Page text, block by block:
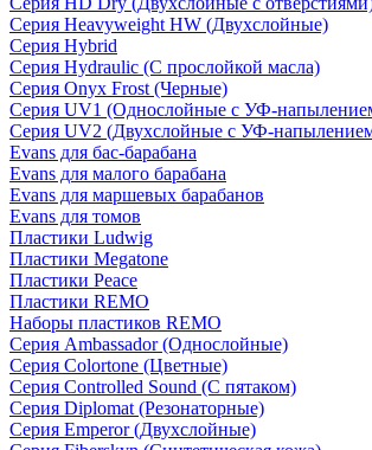
Серия Heavyweight HW (Двухслойные)
Серия Hybrid
Серия Hydraulic (С прослойкой масла)
Серия Onyx Frost (Черные)
Серия UV1 (Однослойные с УФ-
Серия UV2 (Двухслойные с УФ-
Evans для бас-барабана
Evans для малого барабана
Evans для маршевых барабанов
Evans для томов
Пластики Ludwig
Пластики Megatone
Пластики Peace
Пластики REMO
Наборы пластиков REMO
Серия Ambassador (Однослойные)
Серия Colortone (Цветные)
Серия Controlled Sound (С пятаком)
Серия Diplomat (Резонаторные)
Серия Emperor (Двухслойные)